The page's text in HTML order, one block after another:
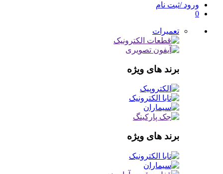
ورود /ثبت نام
0
تعمیرات
برند های ویژه
برند های ویژه